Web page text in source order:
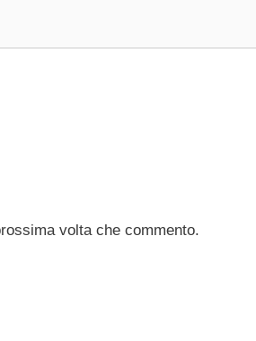
volta che commento.